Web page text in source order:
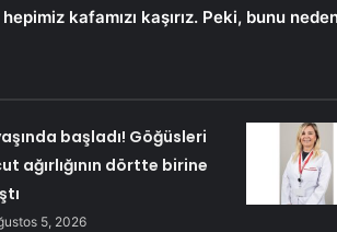
hepimiz kafamızı kaşırız. Peki, bunu
başladı! Göğüsleri
ağırlığının dörtte birine
5, 2026